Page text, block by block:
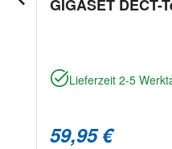
GIGASET DECT-
Lieferzeit 2-5
59,95 €